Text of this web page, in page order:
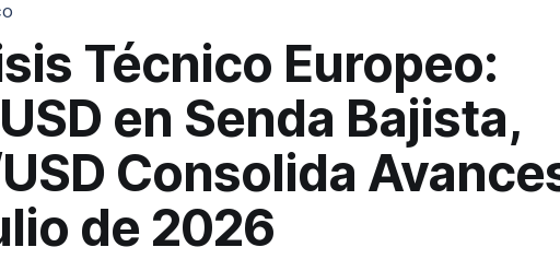
Técnico Europeo:
en Senda Bajista,
Consolida
de 2026